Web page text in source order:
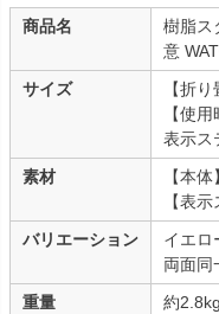
商品名
樹脂ス
意
サイズ
【折
【使
表示ス
素材
【本
【表
バリエーション
イエロ
両面同
重量
約2.8kg